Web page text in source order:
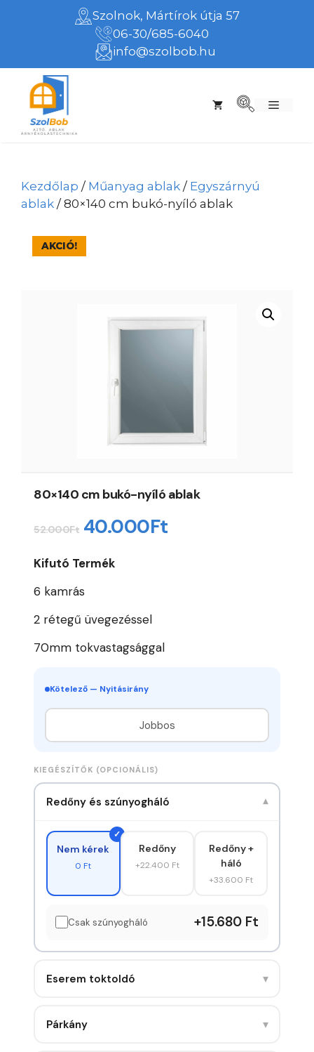
Szolnok, Mártírok útja 57
06-30/685-6040
info@szolbob.hu
Menü
Kezdőlap / Műanyag ablak / Egyszárnyú
ablak / 80×140 cm bukó-nyíló ablak
AKCIÓ!
80×140 cm bukó-nyíló ablak
52.000Ft Original
price
52.000Ft.
40.000FtCurrent
Kifutó Termék
6 kamrás
2 rétegű üvegezéssel
70mm tokvastagsággal
Kötelező — Nyitásirány
Jobbos
KIEGÉSZÍTŐK (OPCIONÁLIS)
Redőny és szúnyogháló ▾
Nem kérek
0 Ft
Redőny
+22.400 Ft
Redőny +
háló
+33.600 Ft
Csak szúnyogháló +15.680 Ft
Eserem toktoldó ▾
Párkány ▾